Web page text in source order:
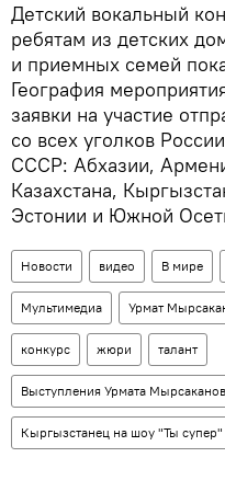
Детский вокальный
ребятам из детских
и приемных семей
География
заявки на участие
со всех уголков
СССР: Абхазии,
Казахстана,
Эстонии и Южной
Новости видео В мире
Мультимедиа Урмат
конкурс жюри талант
Выступления Урмата
Кыргызстанец на шоу "Ты